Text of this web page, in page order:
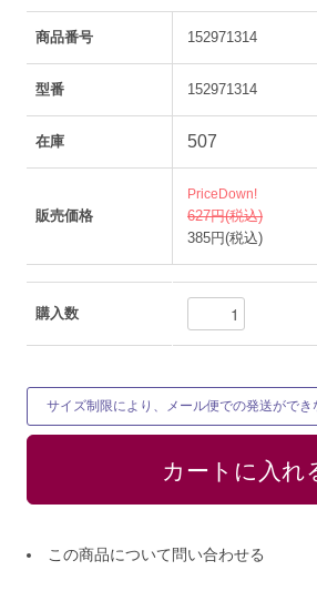
商品番号 152971314
型番 152971314
在庫 507
販売価格
PriceDown!
627円(税込)
385円(税込)
購入数
サイズ制限により、メール便での発送ができ
この商品について問い合わせる